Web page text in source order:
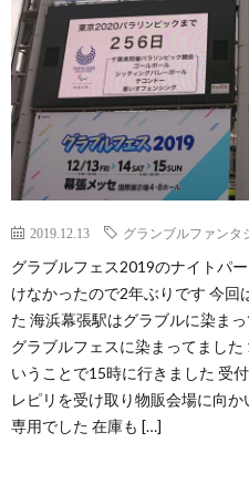
2019.12.13 グランブルファンタ
グラブルフェス2019のナイトパ
けなかったので2年ぶりです 今回
た 海浜幕張駅はグラブルに染ま
グラブルフェスに染まってまし
いうことで15時に行きました 受
レピリを受け取り物販会場に向
専用でした 在庫も […]